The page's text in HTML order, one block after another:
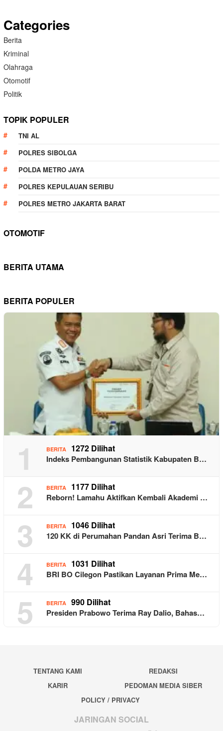
Categories
Berita
Kriminal
Olahraga
Otomotif
Politik
TOPIK POPULER
TNI AL
POLRES SIBOLGA
POLDA METRO JAYA
POLRES KEPULAUAN SERIBU
POLRES METRO JAKARTA BARAT
OTOMOTIF
BERITA UTAMA
BERITA POPULER
1 BERITA 1272 Dilihat
Indeks Pembangunan Statistik Kabupaten B…
2 BERITA 1177 Dilihat
Reborn! Lamahu Aktifkan Kembali Akademi …
3 BERITA 1046 Dilihat
120 KK di Perumahan Pandan Asri Terima B…
4 BERITA 1031 Dilihat
BRI BO Cilegon Pastikan Layanan Prima Me…
5 BERITA 990 Dilihat
Presiden Prabowo Terima Ray Dalio, Bahas…
TENTANG KAMI
REDAKSI
KARIR
PEDOMAN MEDIA SIBER
POLICY / PRIVACY
JARINGAN SOCIAL